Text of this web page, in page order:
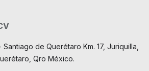
de Querétaro Km. 17, Juriquilla,
Qro México.